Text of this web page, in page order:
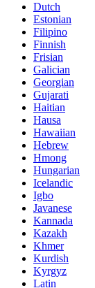
Dutch
Estonian
Filipino
Finnish
Frisian
Galician
Georgian
Gujarati
Haitian
Hausa
Hawaiian
Hebrew
Hmong
Hungarian
Icelandic
Igbo
Javanese
Kannada
Kazakh
Khmer
Kurdish
Kyrgyz
Latin